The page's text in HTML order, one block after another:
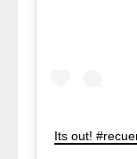
Its out!